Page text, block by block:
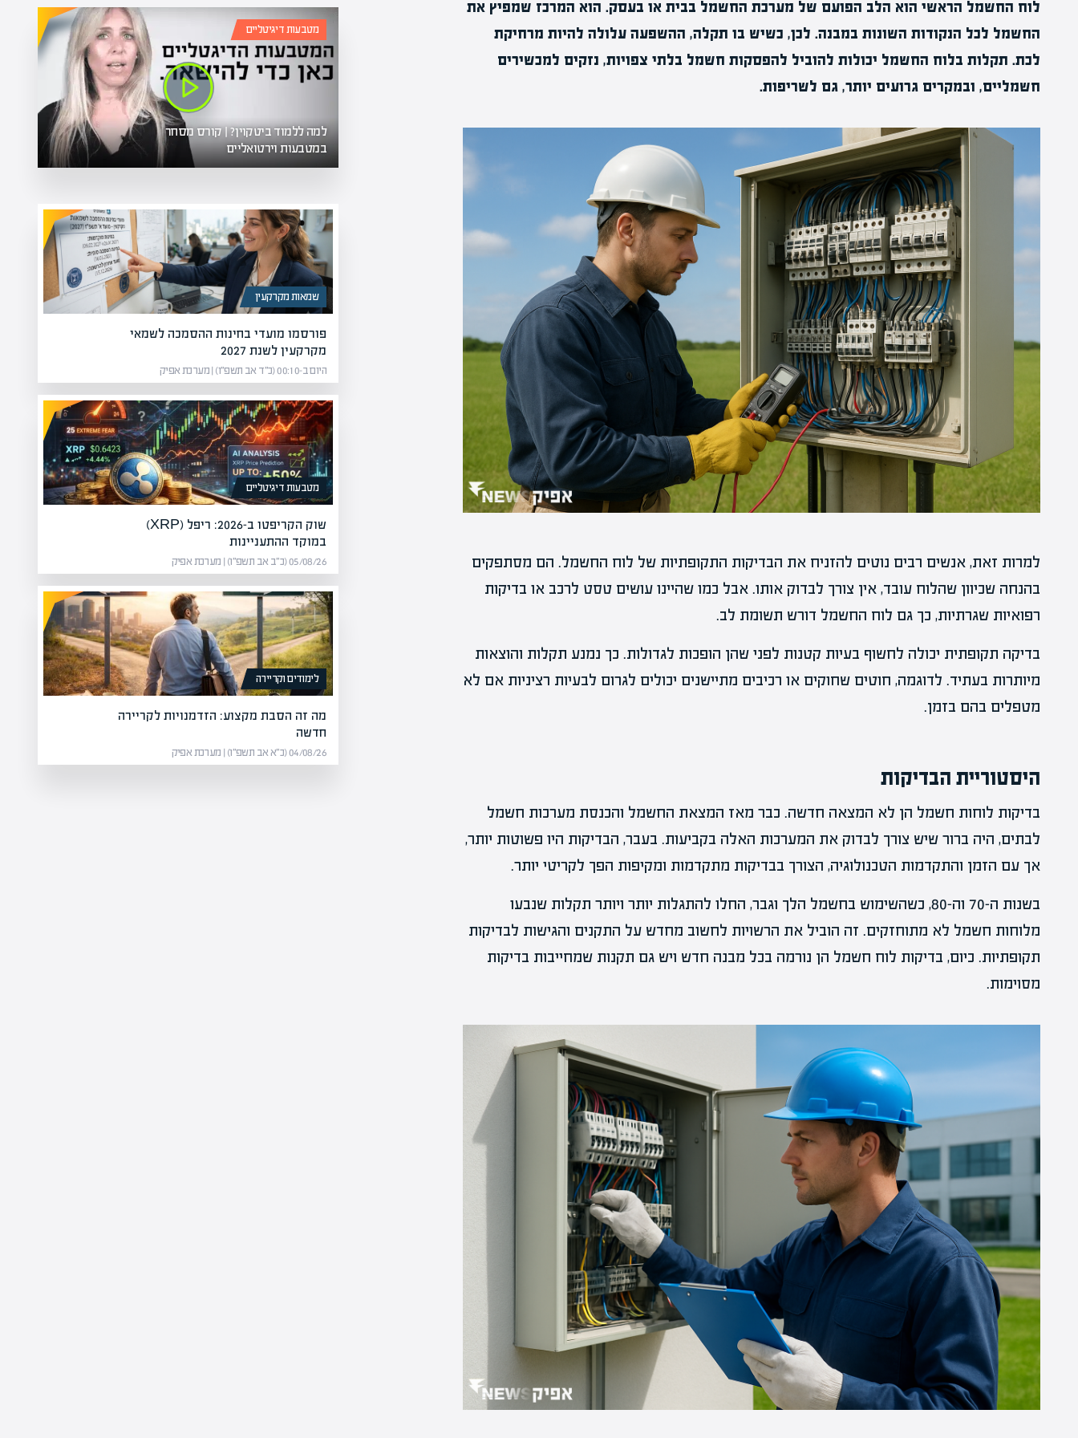
לוח החשמל הראשי הוא הלב הפועם של מערכת החשמל בבית או בעסק. הוא המרכז שמפיץ את
החשמל לכל הנקודות השונות במבנה. לכן, כשיש בו תקלה, ההשפעה עלולה להיות מרחיקת
לכת. תקלות בלוח החשמל יכולות להוביל להפסקות חשמל בלתי צפויות, נזקים למכשירים
חשמליים, ובמקרים גרועים יותר, גם לשריפות.
למרות זאת, אנשים רבים נוטים להזניח את הבדיקות התקופתיות של לוח החשמל. הם מסתפקים
בהנחה שכיוון שהלוח עובד, אין צורך לבדוק אותו. אבל כמו שהיינו עושים טסט לרכב או בדיקות
רפואיות שגרתיות, כך גם לוח החשמל דורש תשומת לב.
בדיקה תקופתית יכולה לחשוף בעיות קטנות לפני שהן הופכות לגדולות. כך נמנע תקלות והוצאות
מיותרות בעתיד. לדוגמה, חוטים שחוקים או רכיבים מתיישנים יכולים לגרום לבעיות רציניות אם לא
מטפלים בהם בזמן.
היסטוריית הבדיקות
בדיקות לוחות חשמל הן לא המצאה חדשה. כבר מאז המצאת החשמל והכנסת מערכות חשמל
לבתים, היה ברור שיש צורך לבדוק את המערכות האלה בקביעות. בעבר, הבדיקות היו פשוטות יותר,
אך עם הזמן והתקדמות הטכנולוגיה, הצורך בבדיקות מתקדמות ומקיפות הפך לקריטי יותר.
בשנות ה-70 וה-80, כשהשימוש בחשמל הלך וגבר, החלו להתגלות יותר ויותר תקלות שנבעו
מלוחות חשמל לא מתוחזקים. זה הוביל את הרשויות לחשוב מחדש על התקנים והגישות לבדיקות
תקופתיות. כיום, בדיקות לוח חשמל הן נורמה בכל מבנה חדש ויש גם תקנות שמחייבות בדיקות
מסוימות.
מטבעות דיגיטליים
למה ללמוד ביטקוין? | קורס מסחר
במטבעות וירטואליים
שמאות מקרקעין
פורסמו מועדי בחינות ההסמכה לשמאי
מקרקעין לשנת 2027
היום ב-00:10 (כ״ד אב תשפ״ו) | מערכת אפיק
מטבעות דיגיטליים
שוק הקריפטו ב-2026: ריפל (XRP)
במוקד ההתעניינות
05/08/26 (כ״ב אב תשפ״ו) | מערכת אפיק
לימודים וקריירה
מה זה הסבת מקצוע: הזדמנויות לקריירה
חדשה
04/08/26 (כ״א אב תשפ״ו) | מערכת אפיק